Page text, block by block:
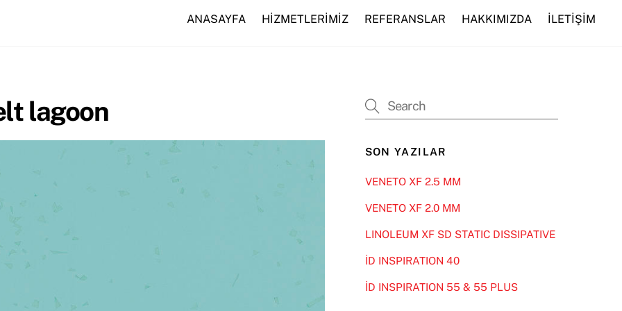
ANASAYFA HİZMETLERİMİZ REFERANSLAR HAKKIMIZDA İLETİŞİM
lagoon
SON YAZILAR
VENETO XF 2.5 MM
VENETO XF 2.0 MM
LINOLEUM XF SD STATIC DISSIPATIVE
İD INSPIRATION 40
İD INSPIRATION 55 & 55 PLUS